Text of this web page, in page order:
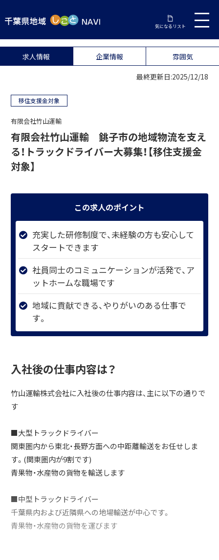
気になるリスト
求人情報 企業情報 雰囲気
最終更新日:2025/12/18
移住支援金対象
有限会社竹山運輸
有限会社竹山運輸 銚子市の地域物流を支え
る！トラックドライバー大募集！【移住支援金
対象】
この求人のポイント
充実した研修制度で、未経験の方も安心して
スタートできます
社員同士のコミュニケーションが活発で、ア
ットホームな職場です
地域に貢献できる、やりがいのある仕事で
す。
入社後の仕事内容は？
竹山運輸株式会社に入社後の仕事内容は、主に以下の通りで
す
■大型トラックドライバー
関東圏内から東北・長野方面への中距離輸送をお任せしま
す。(関東圏内が9割です)
青果物・水産物の貨物を輸送します
■中型トラックドライバー
千葉県内および近隣県への地場輸送が中心です。
青果物・水産物の貨物を運びます